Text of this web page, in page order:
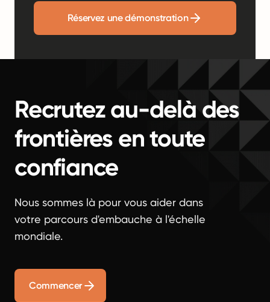
Réservez une démonstration
Recrutez au-delà des
frontières en toute
confiance
Nous sommes là pour vous aider dans
votre parcours d'embauche à l'échelle
mondiale.
Commencer